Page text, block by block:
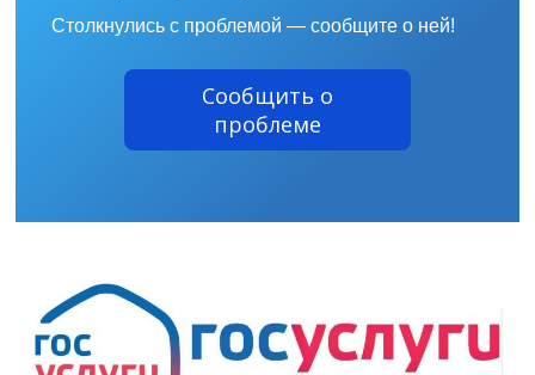
Столкнулись с проблемой — сообщите о ней!
Сообщить о
проблеме